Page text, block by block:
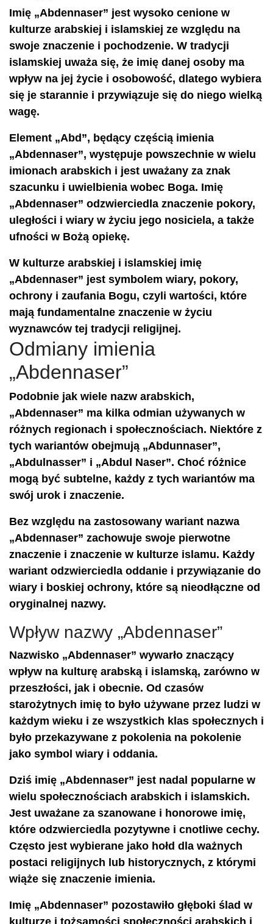
Imię „Abdennaser” jest wysoko cenione w
kulturze arabskiej i islamskiej ze względu na
swoje znaczenie i pochodzenie. W tradycji
islamskiej uważa się, że imię danej osoby ma
wpływ na jej życie i osobowość, dlatego wybiera
się je starannie i przywiązuje się do niego wielką
wagę.
Element „Abd”, będący częścią imienia
„Abdennaser”, występuje powszechnie w wielu
imionach arabskich i jest uważany za znak
szacunku i uwielbienia wobec Boga. Imię
„Abdennaser” odzwierciedla znaczenie pokory,
uległości i wiary w życiu jego nosiciela, a także
ufności w Bożą opiekę.
W kulturze arabskiej i islamskiej imię
„Abdennaser” jest symbolem wiary, pokory,
ochrony i zaufania Bogu, czyli wartości, które
mają fundamentalne znaczenie w życiu
wyznawców tej tradycji religijnej.
Odmiany imienia
„Abdennaser”
Podobnie jak wiele nazw arabskich,
„Abdennaser” ma kilka odmian używanych w
różnych regionach i społecznościach. Niektóre z
tych wariantów obejmują „Abdunnaser”,
„Abdulnasser” i „Abdul Naser”. Choć różnice
mogą być subtelne, każdy z tych wariantów ma
swój urok i znaczenie.
Bez względu na zastosowany wariant nazwa
„Abdennaser” zachowuje swoje pierwotne
znaczenie i znaczenie w kulturze islamu. Każdy
wariant odzwierciedla oddanie i przywiązanie do
wiary i boskiej ochrony, które są nieodłączne od
oryginalnej nazwy.
Wpływ nazwy „Abdennaser”
Nazwisko „Abdennaser” wywarło znaczący
wpływ na kulturę arabską i islamską, zarówno w
przeszłości, jak i obecnie. Od czasów
starożytnych imię to było używane przez ludzi w
każdym wieku i ze wszystkich klas społecznych i
było przekazywane z pokolenia na pokolenie
jako symbol wiary i oddania.
Dziś imię „Abdennaser” jest nadal popularne w
wielu społecznościach arabskich i islamskich.
Jest uważane za szanowane i honorowe imię,
które odzwierciedla pozytywne i cnotliwe cechy.
Często jest wybierane jako hołd dla ważnych
postaci religijnych lub historycznych, z którymi
wiąże się znaczenie imienia.
Imię „Abdennaser” pozostawiło głęboki ślad w
kulturze i tożsamości społeczności arabskich i